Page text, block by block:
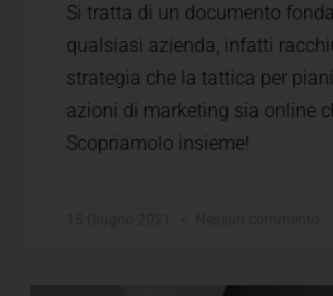
Si tratta di un documento
qualsiasi azienda, infatti
strategia che la tattica per
azioni di marketing sia online
Scopriamolo insieme!